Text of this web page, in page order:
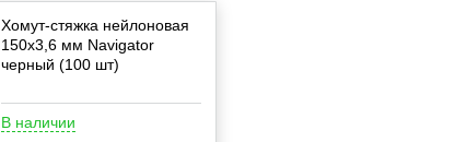
Хомут-стяжка нейлоновая
150х3,6 мм Navigator
черный (100 шт)
В наличии